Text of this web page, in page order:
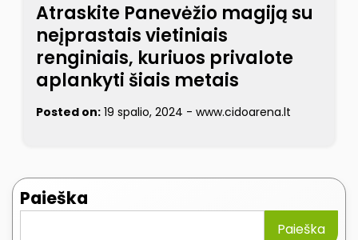
Atraskite Panevėžio magiją su
neįprastais vietiniais
renginiais, kuriuos privalote
aplankyti šiais metais
Posted on: 19 spalio, 2024 - www.cidoarena.lt
Paieška
Paieška